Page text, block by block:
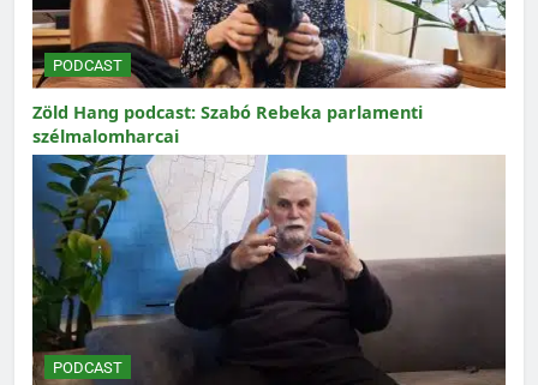
PODCAST
Zöld Hang podcast: Szabó Rebeka parlamenti
szélmalomharcai
PODCAST